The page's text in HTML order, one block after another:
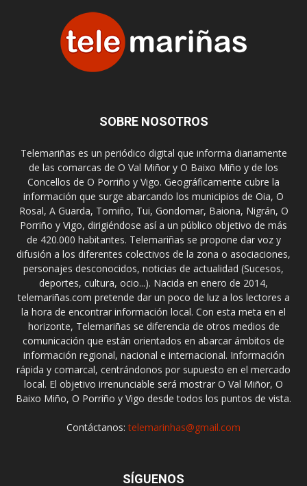
SOBRE NOSOTROS
Telemariñas es un periódico digital que informa diariamente
de las comarcas de O Val Miñor y O Baixo Miño y de los
Concellos de O Porriño y Vigo. Geográficamente cubre la
información que surge abarcando los municipios de Oia, O
Rosal, A Guarda, Tomiño, Tui, Gondomar, Baiona, Nigrán, O
Porriño y Vigo, dirigiéndose así a un público objetivo de más
de 420.000 habitantes. Telemariñas se propone dar voz y
difusión a los diferentes colectivos de la zona o asociaciones,
personajes desconocidos, noticias de actualidad (Sucesos,
deportes, cultura, ocio...). Nacida en enero de 2014,
telemariñas.com pretende dar un poco de luz a los lectores a
la hora de encontrar información local. Con esta meta en el
horizonte, Telemariñas se diferencia de otros medios de
comunicación que están orientados en abarcar ámbitos de
información regional, nacional e internacional. Información
rápida y comarcal, centrándonos por supuesto en el mercado
local. El objetivo irrenunciable será mostrar O Val Miñor, O
Baixo Miño, O Porriño y Vigo desde todos los puntos de vista.
Contáctanos:telemarinhas@gmail.com
SÍGUENOS